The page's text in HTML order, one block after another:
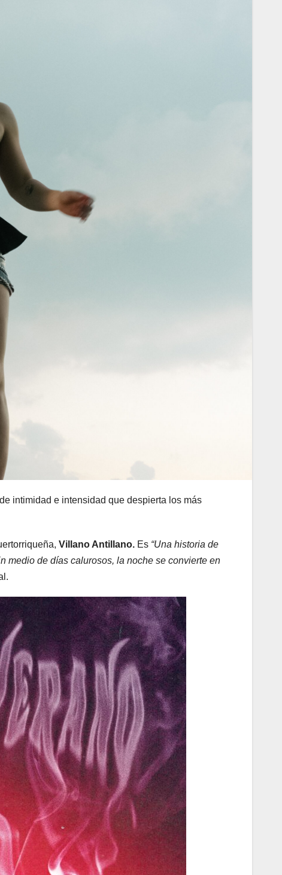
intimidad e intensidad que despierta los más
Villano Antillano. Es “Una historia de
medio de días calurosos, la noche se convierte en